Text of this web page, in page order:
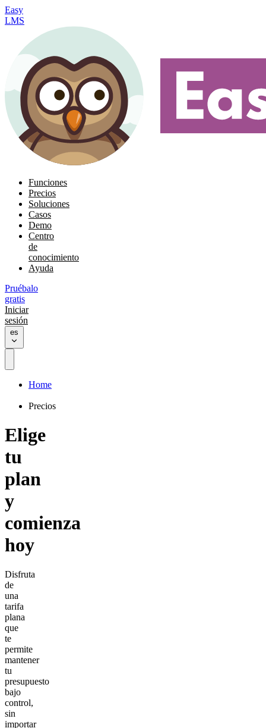
Easy
LMS
Funciones
Precios
Soluciones
Casos
Demo
Centro
de
conocimiento
Ayuda
Pruébalo
gratis
Iniciar
sesión
es
Home
Precios
Elige
tu
plan
y
comienza
hoy
Disfruta
de
una
tarifa
plana
que
te
permite
mantener
tu
presupuesto
bajo
control,
sin
importar